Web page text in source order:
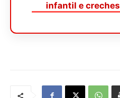
infantil e creches